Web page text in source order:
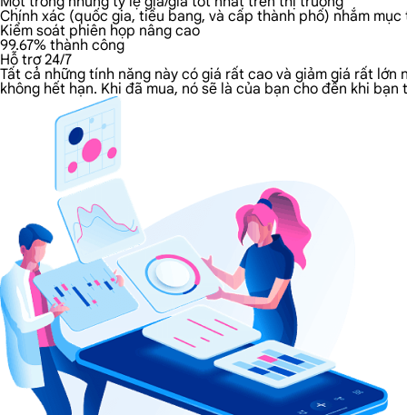
Chính xác (quốc gia, tiểu bang, và cấp thành phố) nhắm mục
Kiểm soát phiên họp nâng cao
99.67% thành công
Hỗ trợ 24/7
Tất cả những tính năng này có giá rất cao và giảm giá rất
không hết hạn. Khi đã mua, nó sẽ là của bạn cho đến khi